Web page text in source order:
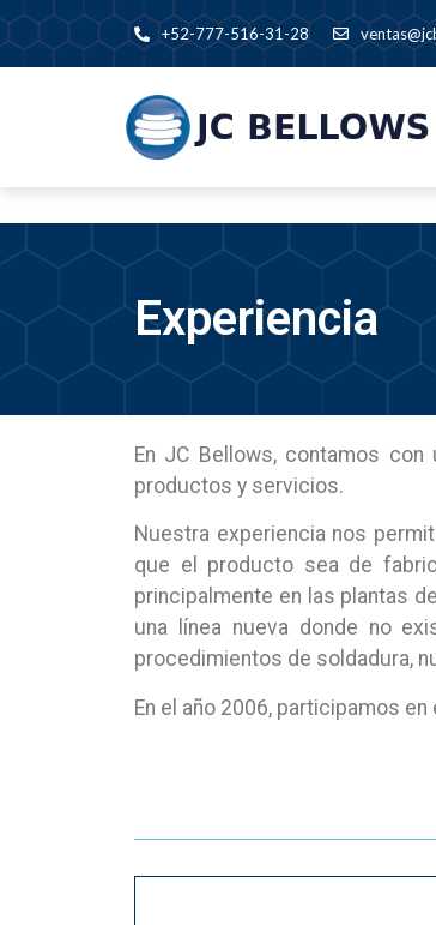
+52-777-516-31-28
Experiencia
En JC Bellows, contamos
productos y servicios.
Nuestra experiencia nos
que el producto sea de
principalmente en las plantas
una línea nueva donde no
procedimientos de soldadura,
En el año 2006, participamos